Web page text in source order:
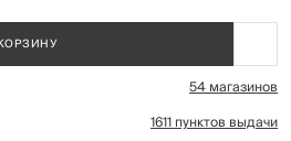
54 магазинов
1611 пунктов выдачи